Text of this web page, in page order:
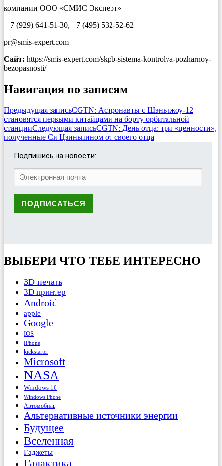
компании ООО «СМИС Эксперт»
+ 7 (929) 641-51-30, +7 (495) 532-52-62
pr@smis-expert.com
Сайт: https://smis-expert.com/skpb-sistema-kontrolya-pozharnoy-
bezopasnosti/
Навигация по записям
Предыдущая записьCGTN: Астронавты с Шэньчжоу-12
становятся первыми китайцами на борту орбитальной
станцииСледующая записьCGTN: День отца: три «ценности»,
полученные Си Цзиньпином от своего отца
Подпишись на новости:
ВЫБЕРИ ЧТО ТЕБЕ ИНТЕРЕСНО
3D печать
3D принтер
Android
apple
Google
IOS
IPhone
kickstarter
Microsoft
NASA
Windows 10
Windows Phone
Автомобиль
Альтернативные источники энергии
Будущее
Вселенная
Гаджеты
Галактика